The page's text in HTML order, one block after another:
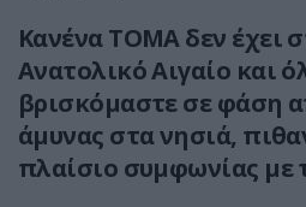
Κανένα ΤΟΜΑ δεν έχει
Ανατολικό Αιγαίο και
βρισκόμαστε σε φάση
άμυνας στα νησιά,
πλαίσιο συμφωνίας με